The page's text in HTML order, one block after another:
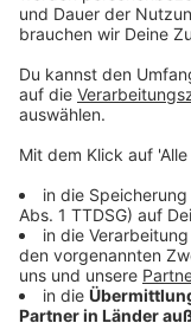
Perspektive
Anzeige
Indoor
für Höfe
Anzeige
Im Mittelpunkt